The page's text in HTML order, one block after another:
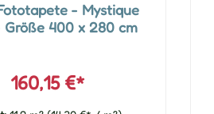
- Mystique
Größe 400 x 280 cm
160,15 €*